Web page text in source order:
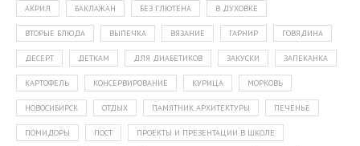
АКРИЛ БАКЛАЖАН БЕЗ ГЛЮТЕНА В ДУХОВКЕ
ВТОРЫЕ БЛЮДА ВЫПЕЧКА ВЯЗАНИЕ ГАРНИР ГОВЯДИНА
ДЕСЕРТ ДЕТКАМ ДЛЯ ДИАБЕТИКОВ ЗАКУСКИ ЗАПЕКАНКА
КАРТОФЕЛЬ КОНСЕРВИРОВАНИЕ КУРИЦА МОРКОВЬ
НОВОСИБИРСК ОТДЫХ ПАМЯТНИК АРХИТЕКТУРЫ ПЕЧЕНЬЕ
ПОМИДОРЫ ПОСТ ПРОЕКТЫ И ПРЕЗЕНТАЦИИ В ШКОЛЕ